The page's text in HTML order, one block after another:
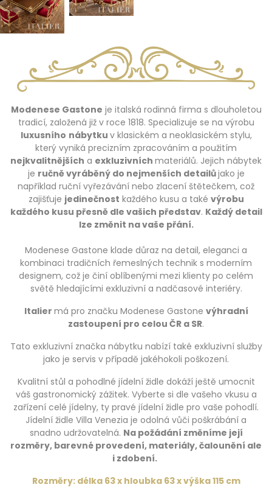
Modenese Gastone je italská rodinná firma s dlouholetou
tradicí, založená již v roce 1818. Specializuje se na výrobu
luxusního nábytku v klasickém a neoklasickém stylu,
který vyniká precizním zpracováním a použitím
nejkvalitnějších a exkluzivních materiálů. Jejich nábytek
je ručně vyráběný do nejmenších detailůjako je
například ruční vyřezávání nebo zlacení štětečkem, což
zajišťuje jedinečnost každého kusu a také výrobu
každého kusu přesně dle vašich představ. Každý detail
lze změnit na vaše přání.
Modenese Gastone klade důraz na detail, eleganci a
kombinaci tradičních řemeslných technik s moderním
designem, což je činí oblíbenými mezi klienty po celém
světě hledajícími exkluzivní a nadčasové interiéry.
Italier má pro značku Modenese Gastone výhradní
zastoupení pro celou ČR a SR.
Tato exkluzivní značka nábytku nabízí také exkluzivní služby
jako je servis v případě jakéhokoli poškození.
Kvalitní stůl a pohodlné jídelní židle dokáží ještě umocnit
váš gastronomický zážitek. Vyberte si dle vašeho vkusu a
zařízení celé jídelny, ty pravé jídelní židle pro vaše pohodlí.
Jídelní židle Villa Venezia je odolná vůči poškrábání a
snadno udržovatelná. Na požádání změníme její
rozměry, barevné provedení, materiály, čalounění ale
i zdobení.
Rozměry: délka 63 x hloubka 63 x výška 115 cm